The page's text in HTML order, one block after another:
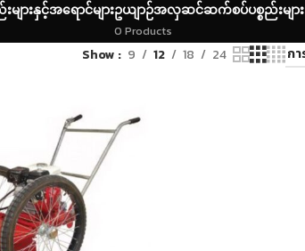
ားနှင့်အရောင်များဥယျာဉ်အလှဆင်ဆက်စပ်ပစ္စည်းများ
0 Products
Show 9 12 18 24